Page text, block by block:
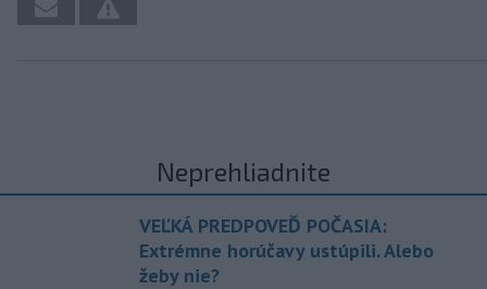
Neprehliadnite
VEĽKÁ PREDPOVEĎ POČASIA:
Extrémne horúčavy ustúpili. Alebo
žeby nie?